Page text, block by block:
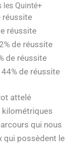
les Quinté+
réussite
réussite
de réussite
de réussite
de réussite
attelé
kilométriques
qui nous
qui possèdent le